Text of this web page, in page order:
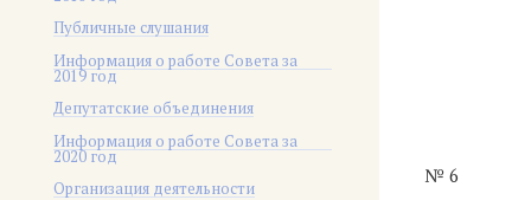
Публичные слушания
Информация о работе Совета за
2019 год
Депутатские объединения
Информация о работе Совета за
2020 год
Организация деятельности
№ 6